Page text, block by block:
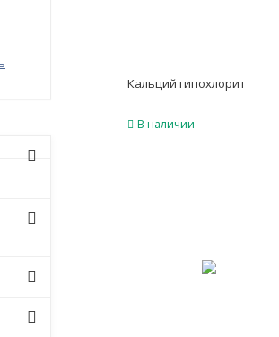
Кальций гипохлорит
В наличии